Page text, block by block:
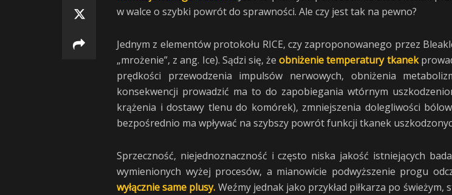
w walce o szybki powrót do sprawności. Ale czy jest tak na pewno?
Jednym z elementów protokołu RICE, czy zaproponowanego przez
„mrożenie”, z ang. Ice). Sądzi się, żeobniżenie temperatury tkanek
prędkości przewodzenia impulsów nerwowych, obniżenia
konsekwencji prowadzić ma to do zapobiegania wtórnym
krążenia i dostawy tlenu do komórek), zmniejszenia dolegliwości
bezpośrednio ma wpływać na szybszy powrót funkcji tkanek
Sprzeczność, niejednoznaczność i często niska jakość istniejących
wymienionych wyżej procesów, a mianowicie podwyższenie progu
wyłącznie same plusy. Weźmy jednak jako przykład piłkarza po